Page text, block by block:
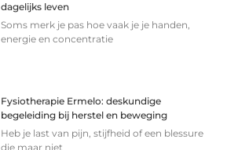
dagelijks leven
Soms merk je pas hoe vaak je je handen,
energie en concentratie
Fysiotherapie Ermelo: deskundige
begeleiding bij herstel en beweging
Heb je last van pijn, stijfheid of een blessure
die maar niet